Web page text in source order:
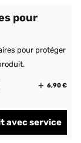
pour
pour protéger
6,90 €
avec service